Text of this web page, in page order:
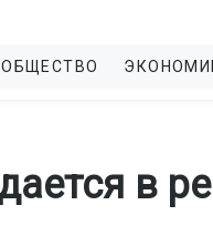
ОБЩЕСТВО
в